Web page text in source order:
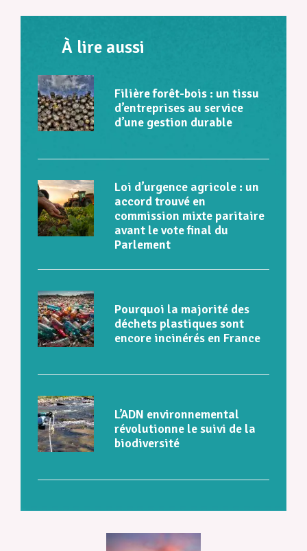
À lire aussi
Filière forêt-bois : un tissu
d’entreprises au service
d’une gestion durable
Loi d’urgence agricole : un
accord trouvé en
commission mixte paritaire
avant le vote final du
Parlement
Pourquoi la majorité des
déchets plastiques sont
encore incinérés en France
L’ADN environnemental
révolutionne le suivi de la
biodiversité